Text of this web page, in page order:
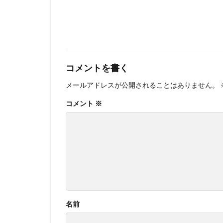
コメントを書く
メールアドレスが公開されることはありません。
コメント ※
名前